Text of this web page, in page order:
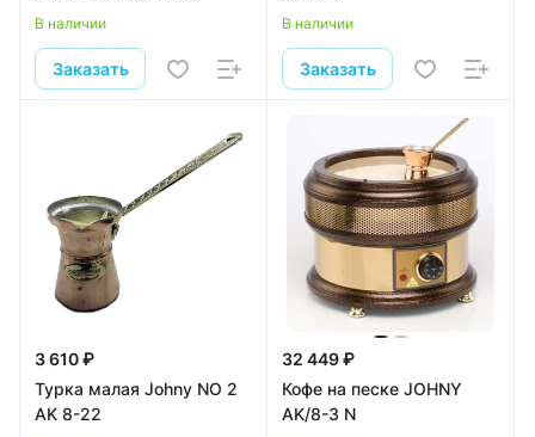
В наличии
Заказать
В наличии
Заказать
3 610 ₽
Турка малая Johny NO 2
AK 8-22
32 449 ₽
Кофе на песке JOHNY
AK/8-3 N